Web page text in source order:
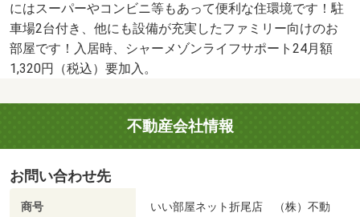
にはスーパーやコンビニ等もあって便利な住環境です！駐
車場2台付き、他にも設備が充実したファミリー向けのお
部屋です！入居時、シャーメゾンライフサポート24月額
1,320円（税込）要加入。
不動産会社情報
お問い合わせ先
商号
いい部屋ネット折尾店 （株）不動